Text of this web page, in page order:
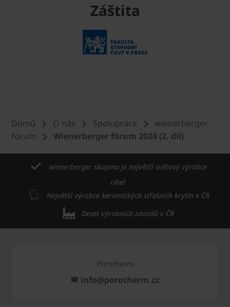
Záštita
Domů O nás Spolupráce
wienerberger
fórum
Wienerberger fórum 2024 (2. díl)
wienerberger skupina je největší světový výrobce
cihel
Největší výrobce keramických střešních krytin v ČR
Deset výrobních závodů v ČR
Porotherm
info@porotherm.cz